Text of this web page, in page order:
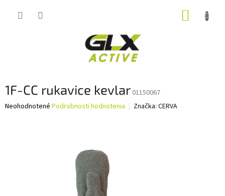
1F-CC rukavice kevlar 01150067
Priemerné
Neohodnotené Podrobnosti hodnotenia Značka: CERVA